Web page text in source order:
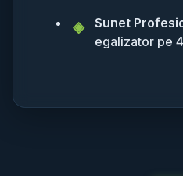
Sunet
egalizator pe